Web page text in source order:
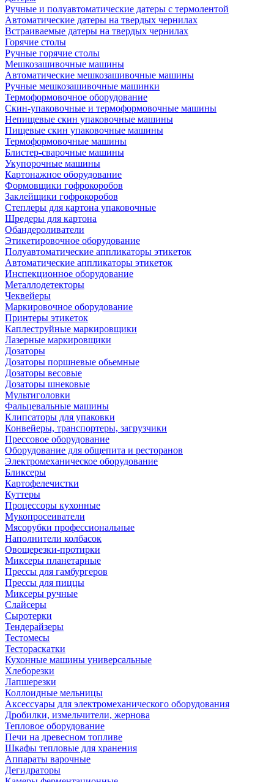
Ручные и полуавтоматические датеры с термолентой
Автоматические датеры на твердых чернилах
Встраиваемые датеры на твердых чернилах
Горячие столы
Ручные горячие столы
Мешкозашивочные машины
Автоматические мешкозашивочные машины
Ручные мешкозашивочные машинки
Термоформовочное оборудование
Скин-упаковочные и термоформовочные машины
Непищевые скин упаковочные машины
Пищевые скин упаковочные машины
Термоформовочные машины
Блистер-сварочные машины
Укупорочные машины
Картонажное оборудование
Формовщики гофрокоробов
Заклейщики гофрокоробов
Степлеры для картона упаковочные
Шредеры для картона
Обандероливатели
Этикетировочное оборудование
Полуавтоматические аппликаторы этикеток
Автоматические аппликаторы этикеток
Инспекционное оборудование
Металлодетекторы
Чеквейеры
Маркировочное оборудование
Принтеры этикеток
Каплеструйные маркировщики
Лазерные маркировщики
Дозаторы
Дозаторы поршневые обьемные
Дозаторы весовые
Дозаторы шнековые
Мультиголовки
Фальцевальные машины
Клипсаторы для упаковки
Конвейеры, транспортеры, загрузчики
Прессовое оборудование
Оборудование для общепита и ресторанов
Электромеханическое оборудование
Бликсеры
Картофелечистки
Куттеры
Процессоры кухонные
Мукопросеиватели
Мясорубки профессиональные
Наполнители колбасок
Овощерезки-протирки
Миксеры планетарные
Прессы для гамбургеров
Прессы для пиццы
Миксеры ручные
Слайсеры
Сыротерки
Тендерайзеры
Тестомесы
Тестораскатки
Кухонные машины универсальные
Хлеборезки
Лапшерезки
Коллоидные мельницы
Аксессуары для электромеханического оборудования
Дробилки, измельчители, жернова
Тепловое оборудование
Печи на древесном топливе
Шкафы тепловые для хранения
Аппараты варочные
Дегидраторы